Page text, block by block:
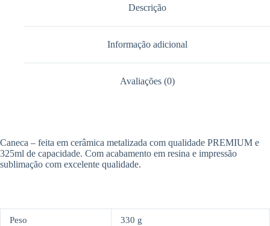
Descrição
Informação adicional
Avaliações (0)
Caneca – feita em cerâmica metalizada com qualidade PREMIUM e
325ml de capacidade. Com acabamento em resina e impressão
sublimação com excelente qualidade.
Peso 330 g